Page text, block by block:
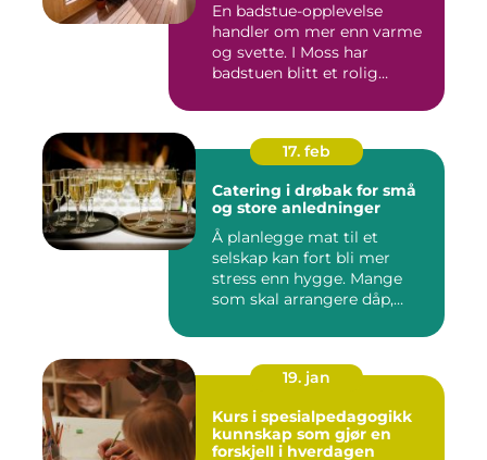
En badstue-opplevelse
handler om mer enn varme
og svette. I Moss har
badstuen blitt et rolig
17. feb
Catering i drøbak for små
og store anledninger
Å planlegge mat til et
selskap kan fort bli mer
stress enn hygge. Mange
som skal arrangere dåp,
19. jan
Kurs i spesialpedagogikk
kunnskap som gjør en
forskjell i hverdagen